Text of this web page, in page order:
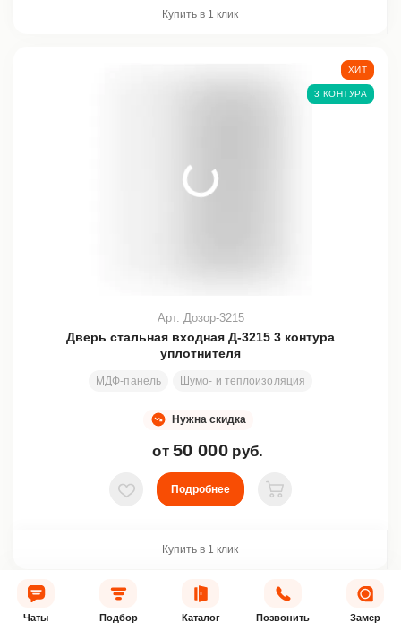
Купить в 1 клик
Дверь стальная входная Д-3215 3 контура
уплотнителя
МДФ-панель Шумо- и теплоизоляция
Арт. Дозор-3215
Нужна скидка
от 50 000 руб.
ХИТ
3 КОНТУРА
В избранное
Подробнее
В корзину
Купить в 1 клик
ХИТ
Чаты Подбор Каталог Позвонить Замер